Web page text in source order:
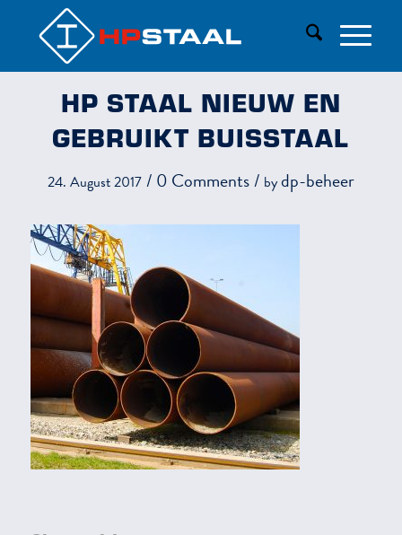
HP STAAL NIEUW EN
GEBRUIKT BUISSTAAL
24. August 2017 / 0 Comments/ bydp-beheer